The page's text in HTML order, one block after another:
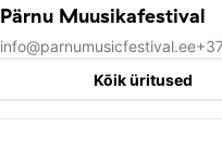
Pärnu Muusikafestival
info@parnumusicfestival.ee
Kõik üritused